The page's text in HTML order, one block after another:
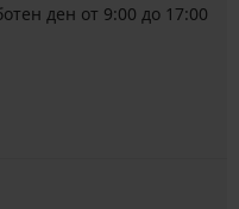
ден от 9:00 до 17:00